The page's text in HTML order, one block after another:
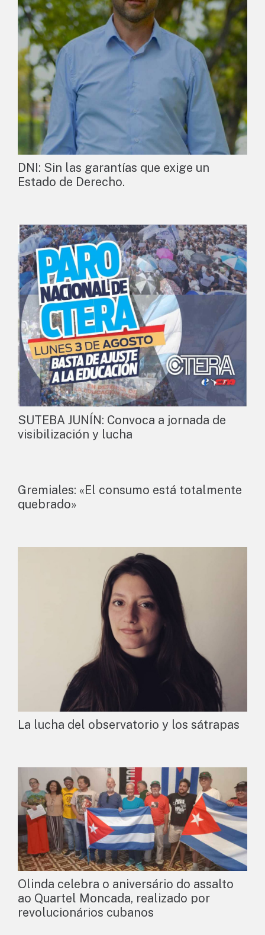
DNI: Sin las garantías que exige un
Estado de Derecho.
SUTEBA JUNÍN: Convoca a jornada de
visibilización y lucha
Gremiales: «El consumo está totalmente
quebrado»
La lucha del observatorio y los sátrapas
Olinda celebra o aniversário do assalto
ao Quartel Moncada, realizado por
revolucionários cubanos